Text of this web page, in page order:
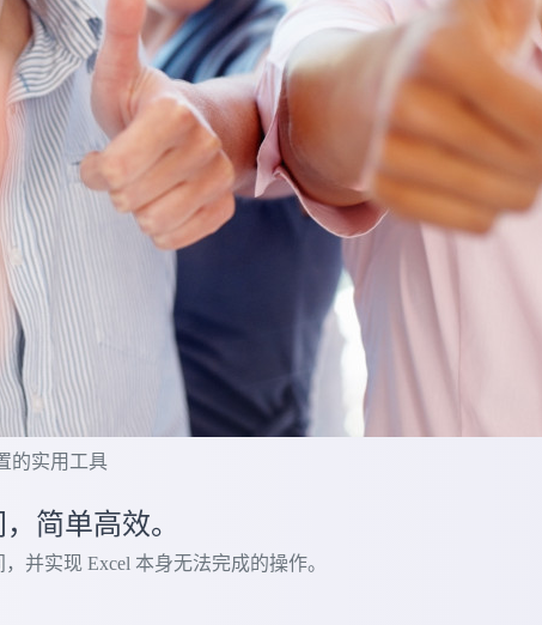
的实用工具
简单高效。
并实现 Excel 本身无法完成的操作。